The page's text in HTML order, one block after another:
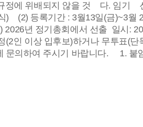
규정에 위배되지 않을 것 다. 임
) (2) 등록기간 : 3월13일(금)~3월
년 정기총회에서 선출 일시:
(2인 이상 입후보)하거나 무투
의하여 주시기 바랍니다. 1. 붙